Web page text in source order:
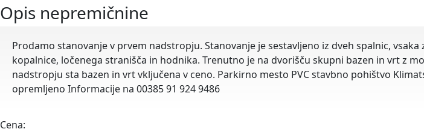
Opis nepremičnine
Prodamo stanovanje v prvem nadstropju. Stanovanje je sestavljeno iz dveh spalnic,
kopalnice, ločenega stranišča in hodnika. Trenutno je na dvorišču skupni bazen in vrt z
nadstropju sta bazen in vrt vključena v ceno. Parkirno mesto PVC stavbno pohištvo
opremljeno Informacije na 00385 91 924 9486
Cena: